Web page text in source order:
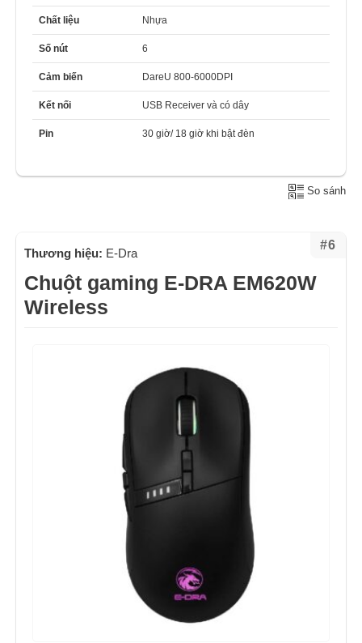
Chất liệu Nhựa
Số nút 6
Cảm biến DareU 800-6000DPI
Kết nối USB Receiver và có dây
Pin 30 giờ/ 18 giờ khi bật đèn
So sánh
#6
Thương hiệu: E-Dra
Chuột gaming E-DRA EM620W
Wireless